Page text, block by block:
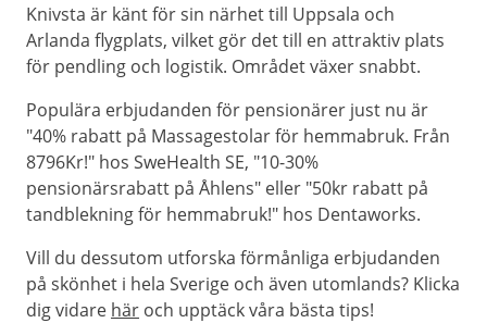
Knivsta är känt för sin närhet till Uppsala och
Arlanda flygplats, vilket gör det till en attraktiv plats
för pendling och logistik. Området växer snabbt.
Populära erbjudanden för pensionärer just nu är
"40% rabatt på Massagestolar för hemmabruk. Från
8796Kr!" hos SweHealth SE, "10-30%
pensionärsrabatt på Åhlens" eller "50kr rabatt på
tandblekning för hemmabruk!" hos Dentaworks.
Vill du dessutom utforska förmånliga erbjudanden
på skönhet i hela Sverige och även utomlands? Klicka
dig vidare här och upptäck våra bästa tips!